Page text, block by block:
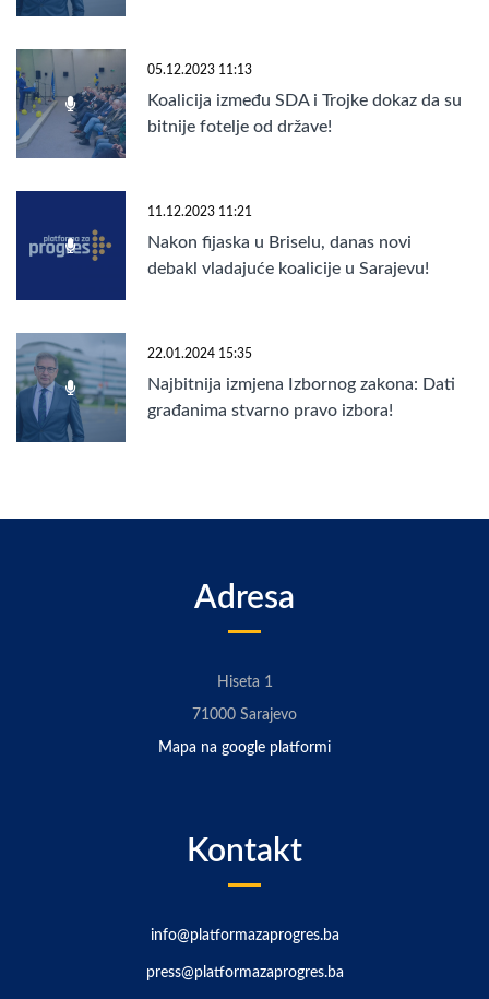
05.12.2023 11:13
Koalicija između SDA i Trojke dokaz da su
bitnije fotelje od države!
11.12.2023 11:21
Nakon fijaska u Briselu, danas novi
debakl vladajuće koalicije u Sarajevu!
22.01.2024 15:35
Najbitnija izmjena Izbornog zakona: Dati
građanima stvarno pravo izbora!
Adresa
Hiseta 1
71000 Sarajevo
Mapa na google platformi
Kontakt
info@platformazaprogres.ba
press@platformazaprogres.ba